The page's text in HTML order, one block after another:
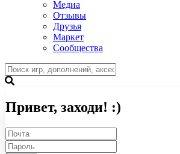
Медиа
Отзывы
Друзья
Маркет
Сообщества
Привет, заходи! :)